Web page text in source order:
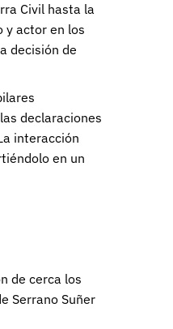
Civil hasta la
y actor en los
decisión de
declaraciones
interacción
en un
de cerca los
Serrano Suñer